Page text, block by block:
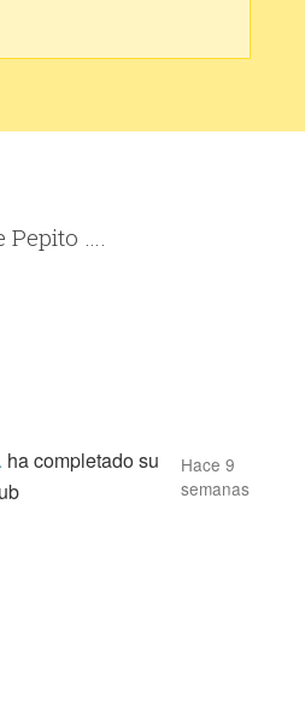
Pepito ….
ha completado su
Hace 9
semanas